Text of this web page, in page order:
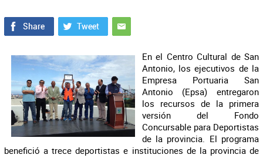
En el Centro Cultural de San
Antonio, los ejecutivos de la
Empresa Portuaria San
Antonio (Epsa) entregaron
los recursos de la primera
versión del Fondo
Concursable para Deportistas
de la provincia. El programa
benefició a trece deportistas e instituciones de la provincia de